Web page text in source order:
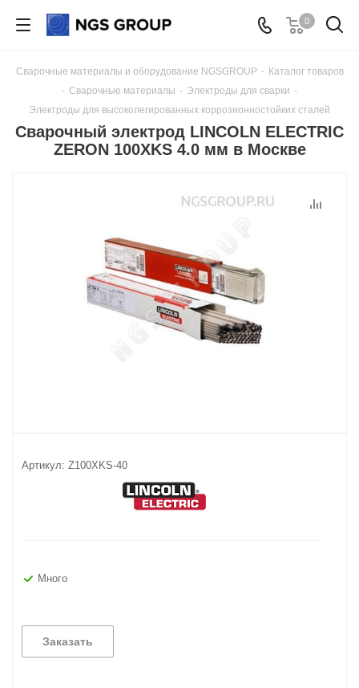
0
Сварочные материалы и оборудование NGSGROUP - Каталог товаров
- Сварочные материалы - Электроды для сварки -
Электроды для высоколегированных коррозионностойких сталей
Сварочный электрод LINCOLN ELECTRIC
ZERON 100XKS 4.0 мм в Москве
Артикул: Z100XKS-40
Много
Заказать